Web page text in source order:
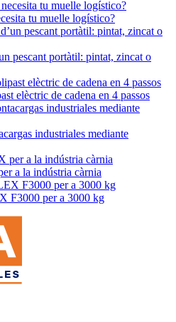
tu muelle logístico?
pescant portàtil: pintat, zincat o
elèctric de cadena en 4 passos
industriales mediante
a la indústria càrnia
F3000 per a 3000 kg